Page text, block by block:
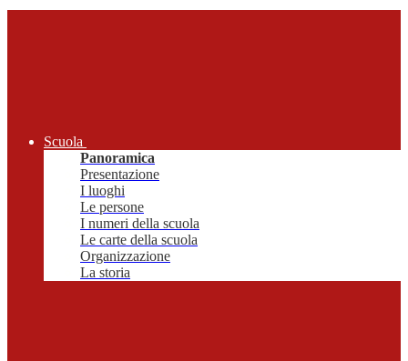
Scuola
Panoramica
Presentazione
I luoghi
Le persone
I numeri della scuola
Le carte della scuola
Organizzazione
La storia